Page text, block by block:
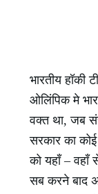
भारतीय हॉकी
ओलिंपिक मे
वक्त था, जब
सरकार का
को यहाँ – वहाँ
सब करने बाद